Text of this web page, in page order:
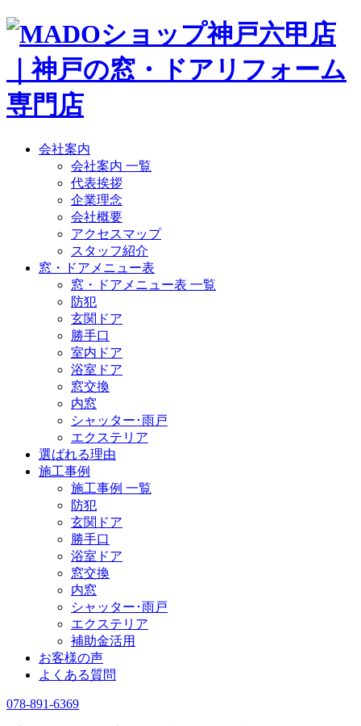
会社案内
会社案内 一覧
代表挨拶
企業理念
会社概要
アクセスマップ
スタッフ紹介
窓・ドアメニュー表
窓・ドアメニュー表 一覧
防犯
玄関ドア
勝手口
室内ドア
浴室ドア
窓交換
内窓
シャッター･雨戸
エクステリア
選ばれる理由
施工事例
施工事例 一覧
防犯
玄関ドア
勝手口
浴室ドア
窓交換
内窓
シャッター･雨戸
エクステリア
補助金活用
お客様の声
よくある質問
078-891-6369